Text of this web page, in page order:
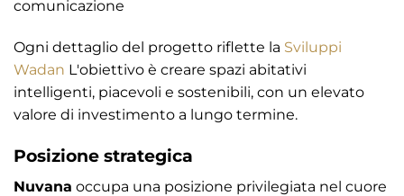
comunicazione
Ogni dettaglio del progetto riflette la Sviluppi
Wadan L'obiettivo è creare spazi abitativi
intelligenti, piacevoli e sostenibili, con un elevato
valore di investimento a lungo termine.
Posizione strategica
Nuvana occupa una posizione privilegiata nel cuore